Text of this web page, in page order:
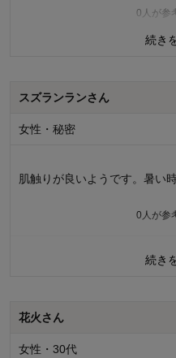
0 人が参
お子さまのお気に入り度：
続き
スズランランさん
女性・秘密
肌触りが良いようです。暑い
0 人が参
購入商品：
続き
花火さん
女性・30代